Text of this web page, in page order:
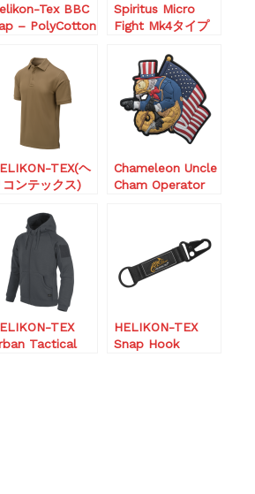
Tex BBC
– PolyCotton
Spiritus Micro
Fight Mk4タイプ
TEX(ヘ
コンテックス)
Chameleon Uncle
Cham Operator
TEX
Tactical
HELIKON-TEX
Snap Hook